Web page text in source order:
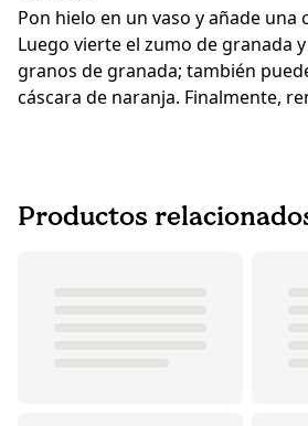
Pon hielo en un vaso y añade una
Luego vierte el zumo de granada
granos de granada; también
cáscara de naranja. Finalmente,
Productos